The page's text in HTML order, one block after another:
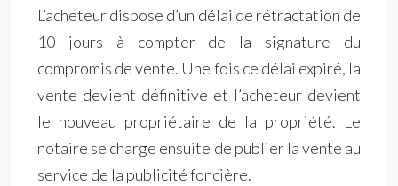
L’acheteur dispose d’un délai de rétractation de
10 jours à compter de la signature du
compromis de vente. Une fois ce délai expiré, la
vente devient définitive et l’acheteur devient
le nouveau propriétaire de la propriété. Le
notaire se charge ensuite de publier la vente au
service de la publicité foncière.